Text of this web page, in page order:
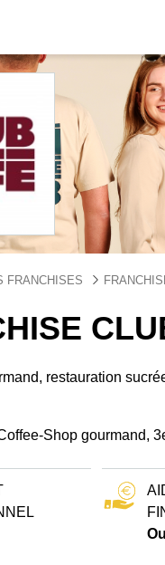
FRANCHISES
restauration
Shop gourmand,